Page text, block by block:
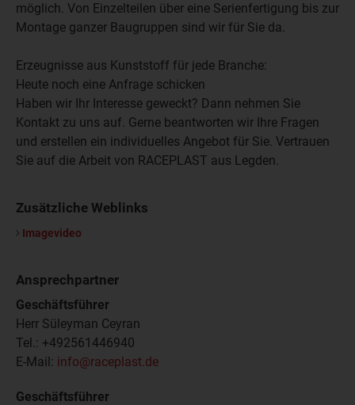
möglich. Von Einzelteilen über eine Serienfertigung bis zur
Montage ganzer Baugruppen sind wir für Sie da.
Erzeugnisse aus Kunststoff für jede Branche:
Heute noch eine Anfrage schicken
Haben wir Ihr Interesse geweckt? Dann nehmen Sie
Kontakt zu uns auf. Gerne beantworten wir Ihre Fragen
und erstellen ein individuelles Angebot für Sie. Vertrauen
Sie auf die Arbeit von RACEPLAST aus Legden.
Zusätzliche Weblinks
Imagevideo
Ansprechpartner
Geschäftsführer
Herr Süleyman Ceyran
Tel.: +492561446940
E-Mail: info@raceplast.de
Geschäftsführer